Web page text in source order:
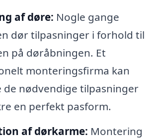
af døre: Nogle gange
dør tilpasninger i forhold til
på døråbningen. Et
monteringsfirma kan
nødvendige tilpasninger
en perfekt pasform.
af dørkarme: Montering